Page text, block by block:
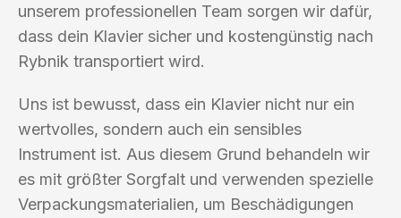
unserem professionellen Team sorgen wir dafür,
dass dein Klavier sicher und kostengünstig nach
Rybnik transportiert wird.
Uns ist bewusst, dass ein Klavier nicht nur ein
wertvolles, sondern auch ein sensibles
Instrument ist. Aus diesem Grund behandeln wir
es mit größter Sorgfalt und verwenden spezielle
Verpackungsmaterialien, um Beschädigungen